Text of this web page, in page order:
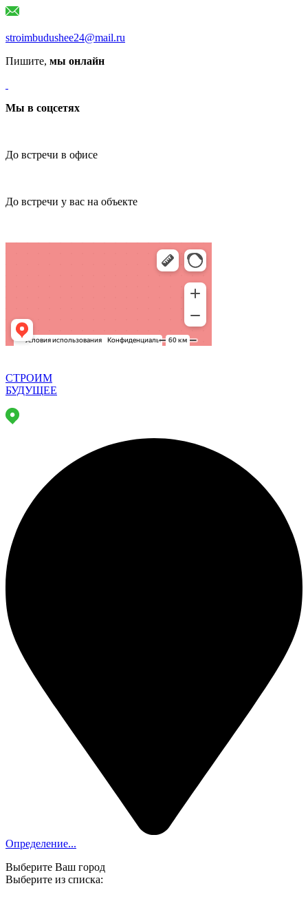
stroimbudushee24@mail.ru
Пишите, мы онлайн
Мы в соцсетях
До встречи в офисе
До встречи у вас на объекте
СТРОИМ
БУДУЩЕЕ
Определение...
Выберите Ваш город
Выберите из списка: